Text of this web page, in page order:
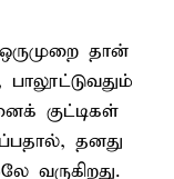
தான்
பாலூட்டுவதும்
குட்டிகள்
தனது
வருகிறது.